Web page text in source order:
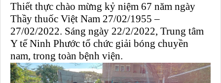
Thiết thực chào mừng kỷ niệm 67 năm ngày
Thầy thuốc Việt Nam 27/02/1955 –
27/02/2022. Sáng ngày 22/2/2022, Trung tâm
Y tế Ninh Phước tổ chức giải bóng chuyền
nam, trong toàn bệnh viện.